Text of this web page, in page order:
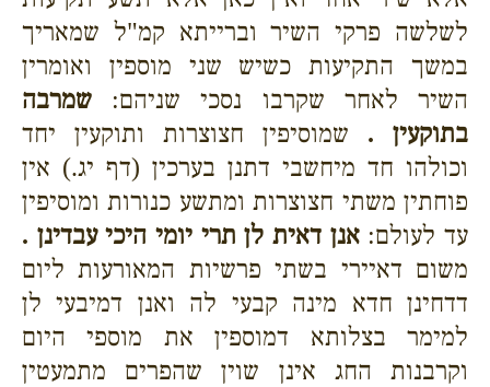
לשלשה פרקי השיר וברייתא קמ"ל שמאריך
במשך התקיעות כשיש שני מוספין ואומרין
השיר לאחר שקרבו נסכי שניהם: שמרבה
בתוקעין . שמוסיפין חצוצרות ותוקעין יחד
וכולהו חד מיחשבי דתנן בערכין (דף יג.) אין
פוחתין משתי חצוצרות ומתשע כנורות ומוסיפין
עד לעולם:אנן דאית לן תרי יומי היכי עבדינן .
משום דאיירי בשתי פרשיות המאורעות ליום
דדחינן חדא מינה קבעי לה ואנן דמיבעי לן
למימר בצלותא דמוספין את מוספי היום
וקרבנות החג אינן שוין שהפרים מתמעטין